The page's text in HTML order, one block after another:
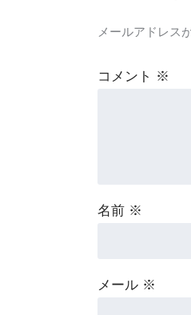
メールアドレス
コメント ※
名前 ※
メール ※